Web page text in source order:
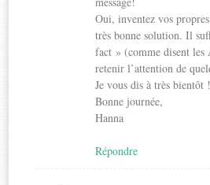
Oui, inventez vos
très bonne solution. Il
fact » (comme disent les
retenir l’attention de
Je vous dis à très bientôt !
Bonne journée,
Hanna
Répondre